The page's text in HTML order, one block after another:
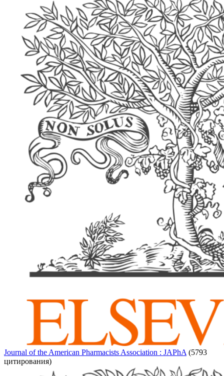
Journal of the American Pharmacists Association : JAPhA (5793
цитирования)